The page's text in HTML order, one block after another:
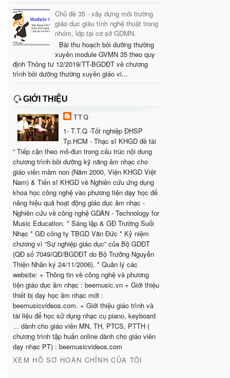
Chủ đề 35 - xây dựng môi trường
giáo dục giàu tính nghệ thuật trong
nhóm, lớp tại cơ sở GDMN.
Bài thu hoạch bồi dưỡng thường
xuyên module GVMN 35 theo quy
định Thông tư 12/2019/TT-BGDĐT về chương
trình bồi dưỡng thường xuyên giáo vi...
GIỚI THIỆU
TTQ
1- T.T.Q -Tốt nghiệp ĐHSP
Tp.HCM - Thạc sĩ KHGD đề tài
“ Tiếp cận theo mô-đun trong cấu trúc nội dung
chương trình bồi dưỡng kỹ năng âm nhạc cho
giáo viên mầm non (Năm 2000, Viện KHGD Việt
Nam) & Tiến sĩ KHGD về Nghiên cứu ứng dụng
khoa học công nghệ vào phương tiện dạy học để
nâng hiệu quả hoạt động giáo dục âm nhạc -
Nghiên cứu về công nghệ GDÂN - Technology for
Music Education. * Sáng lập & GĐ Trường Suối
Nhạc * GĐ công ty TBGD Văn Đức * Kỷ niệm
chương vì “Sự nghiệp giáo dục” của Bộ GDĐT
(QĐ số 7049/QĐ/BGDĐT do Bộ Trưởng Nguyễn
Thiện Nhân ký 24/11/2006). * Quản lý các
website: + Thông tin về công nghệ và phương
tiện giáo dục âm nhạc : beemusic.vn + Giới thiệu
thiết bị dạy học âm nhạc mới :
beemusicvideos.com. + Giới thiệu giáo trình và
tài liệu để học sử dụng nhạc cụ piano, keyboard
... dành cho giáo viên MN, TH, PTCS, PTTH (
chương trình tập huấn online dành cho giáo viên
dạy nhạc PT) : beemusicvideos.com
XEM HỒ SƠ HOÀN CHỈNH CỦA TÔI